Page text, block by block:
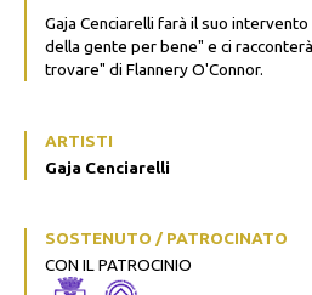
Gaja Cenciarelli farà il suo
della gente per bene" e ci
trovare" di Flannery O'Connor.
ARTISTI
Gaja Cenciarelli
SOSTENUTO / PATROCINATO
CON IL PATROCINIO